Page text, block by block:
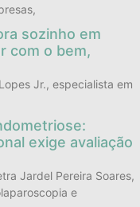
sozinho em
com o bem,
Jr., especialista em
exige avaliação
Jardel Pereira Soares,
e